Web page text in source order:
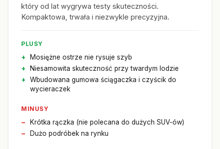
który od lat wygrywa testy skuteczności.
Kompaktowa, trwała i niezwykle precyzyjna.
PLUSY
Mosiężne ostrze nie rysuje szyb
Niesamowita skuteczność przy twardym lodzie
Wbudowana gumowa ściągaczka i czyścik do
wycieraczek
MINUSY
Krótka rączka (nie polecana do dużych SUV-ów)
Dużo podróbek na rynku